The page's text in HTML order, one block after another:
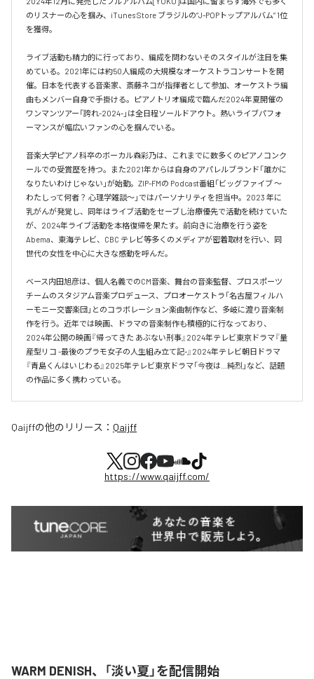
のリスナーの心を掴み、iTunes Store ブラジルの”J-POPトップアルバム” 1位
を獲得。
ライブ活動も精力的に行っており、編成を問わないそのスタイルが注目を集
めている。2021年には約50人編成の大規模なオーケストラコンサートを開
催。日本を代表する音楽家、斎藤ネコが指揮者として参加、オーケストラ編
曲もメンバー自身で手掛ける。ピアノトリオ編成で臨んだ2024年夏開催の
ワンマンツアー「誇れ-2024-」は全日程ソールドアウト。熱いライブパフォ
ーマンスが幅広いファンの心を掴んでいる。
音楽大学ピアノ科卒のボーカル森彩乃は、これまでに数多くのピアノコンク
ールでの受賞歴を持つ。また2021年からは自身のアパレルブランド「誰かに
なりたいわけじゃない」が始動。ZIP-FMの Podcast番組「ビッグファイブ 〜
わたしって何者？ 心理学雑談〜」ではパーソナリティを担当中。2023 年に
乳がんが発覚し、同年はライブ活動をセーブし治療優先で活動を続けていた
が、2024年ライブ活動を本格復帰を果たす。前向きに治療を行う姿を
Abema、東海テレビ、CBC テレビ等多くのメディアが密着取材を行い、同
世代の女性を中心に大きな感動を呼んだ。
ベース内田旭彦は、個人名義でのCM音楽、舞台の音楽監督、プロスポーツ
チームのスタジアム音楽プロデュース、プロオーケストラ「名古屋フィルハ
ーモニー交響楽団」とのコラボレーション楽曲制作など、多岐に渡り音楽制
作を行う。近年では映画、ドラマの音楽制作も積極的に行なっており、
2024年公開の映画『帰ってきた あぶない刑事』2024年テレビ東京ドラマ『量
産型リコ -最後のプラモ女子の人生組み立て記-』2024年テレビ朝日ドラマ
『青島くんはいじわる』2025年テレビ東京ドラマ「今夜は…純烈」など、話題
の作品に多く携わっている。
Qaijffの他のリリース： Qaijff
https://www.qaijff.com/
WARM DENISH、「淡い夏」を配信開始